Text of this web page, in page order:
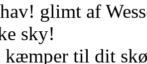
glimt af
sky!
kæmper til dit